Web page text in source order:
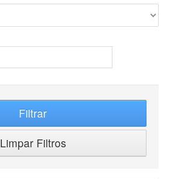
Filtrar
Limpar Filtros